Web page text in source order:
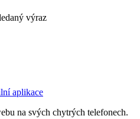
výraz
na svých chytrých telefonech.